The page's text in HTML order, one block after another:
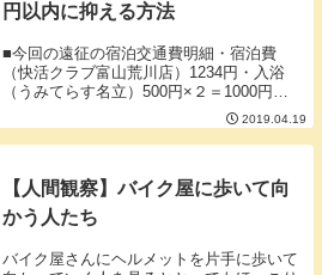
円以内に抑える方法
■今回の遠征の宿泊交通費明細・宿泊費
（快活クラブ富山荒川店）1234円・入浴
（うみてらす名立）500円×２＝1000円・
ガソリン代 （燃費：リッター45km）約
1500円合計：4734円決して楽な移動でもな
いですしゆっくり休めるかどうかは...
2019.04.19
【人間観察】バイク屋に歩いて向
かう人たち
バイク屋さんにヘルメットを片手に歩いて